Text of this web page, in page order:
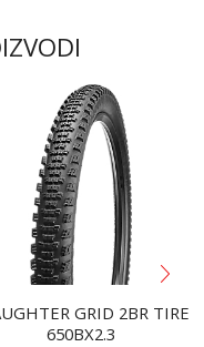
GRID 2BR TIRE
650BX2.3